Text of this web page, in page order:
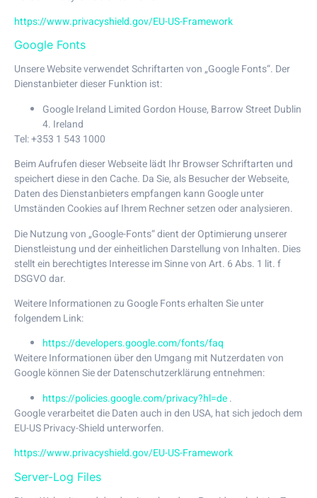
https://www.privacyshield.gov/EU-US-Framework
Google Fonts
Unsere Website verwendet Schriftarten von „Google Fonts“. Der
Dienstanbieter dieser Funktion ist:
Google Ireland Limited Gordon House, Barrow Street Dublin
4. Ireland
Tel: +353 1 543 1000
Beim Aufrufen dieser Webseite lädt Ihr Browser Schriftarten und
speichert diese in den Cache. Da Sie, als Besucher der Webseite,
Daten des Dienstanbieters empfangen kann Google unter
Umständen Cookies auf Ihrem Rechner setzen oder analysieren.
Die Nutzung von „Google-Fonts“ dient der Optimierung unserer
Dienstleistung und der einheitlichen Darstellung von Inhalten. Dies
stellt ein berechtigtes Interesse im Sinne von Art. 6 Abs. 1 lit. f
DSGVO dar.
Weitere Informationen zu Google Fonts erhalten Sie unter
folgendem Link:
https://developers.google.com/fonts/faq
Weitere Informationen über den Umgang mit Nutzerdaten von
Google können Sie der Datenschutzerklärung entnehmen:
https://policies.google.com/privacy?hl=de.
Google verarbeitet die Daten auch in den USA, hat sich jedoch dem
EU-US Privacy-Shield unterworfen.
https://www.privacyshield.gov/EU-US-Framework
Server-Log Files